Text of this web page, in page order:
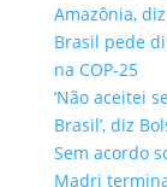
Amazônia,
Brasil pede
na COP-25
‘Não aceitei
Brasil’, diz
Sem acordo
Madri